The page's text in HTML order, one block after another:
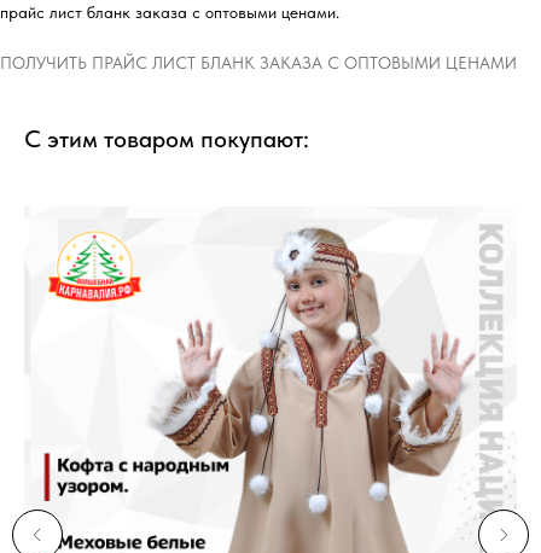
прайс лист бланк заказа с оптовыми ценами.
ПОЛУЧИТЬ ПРАЙС ЛИСТ БЛАНК ЗАКАЗА С ОПТОВЫМИ ЦЕНАМИ
С этим товаром покупают: